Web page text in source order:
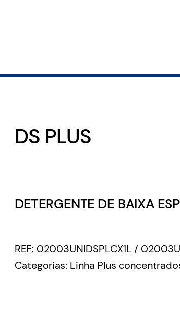
DS PLUS
DETERGENTE DE BAIXA
REF: 02003UNIDSPLCX1L /
Categorias: Linha Plus